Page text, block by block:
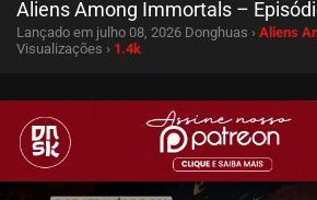
Aliens Among Immortals –
Lançado em julho 08, 2026 Donghuas › Aliens
Visualizações › 1.4k